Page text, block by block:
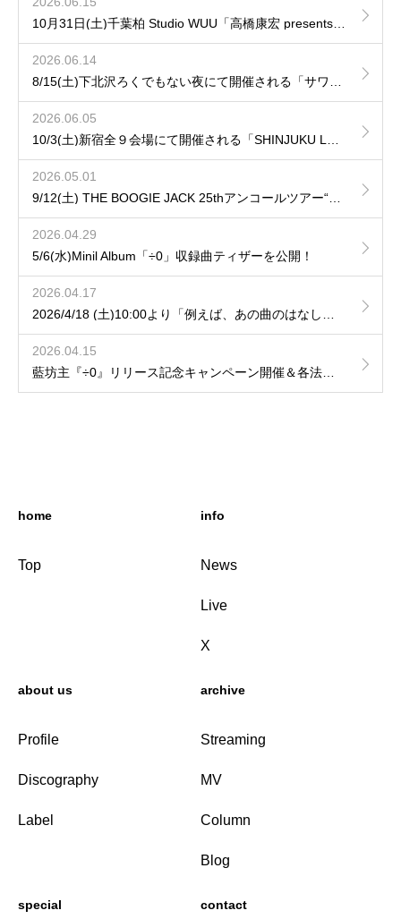
2026.06.14
2026.06.05
2026.05.01
2026.04.29
5/6(水)Minil Album「÷0」収録曲ティザーを公開！
2026.04.17
2026.04.15
home
Top
info
News
Live
X
about us
Profile
Discography
Label
archive
Streaming
MV
Column
Blog
special contact